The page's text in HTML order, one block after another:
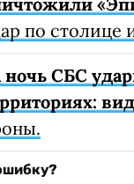
по столице
ночь СБС